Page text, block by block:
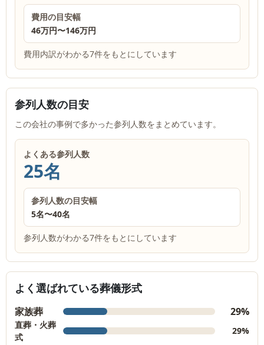
費用の目安幅
46万円〜146万円
費用内訳がわかる7件をもとにしています
参列人数の目安
この会社の事例で多かった参列人数をまとめています。
よくある参列人数
25名
参列人数の目安幅
5名〜40名
参列人数がわかる7件をもとにしています
よく選ばれている葬儀形式
家族葬 29%
直葬・火葬
式
29%